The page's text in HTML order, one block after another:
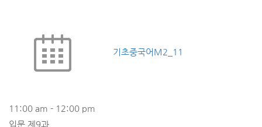
기초중국어M2_11
11:00 am - 12:00 pm
입문 제9과